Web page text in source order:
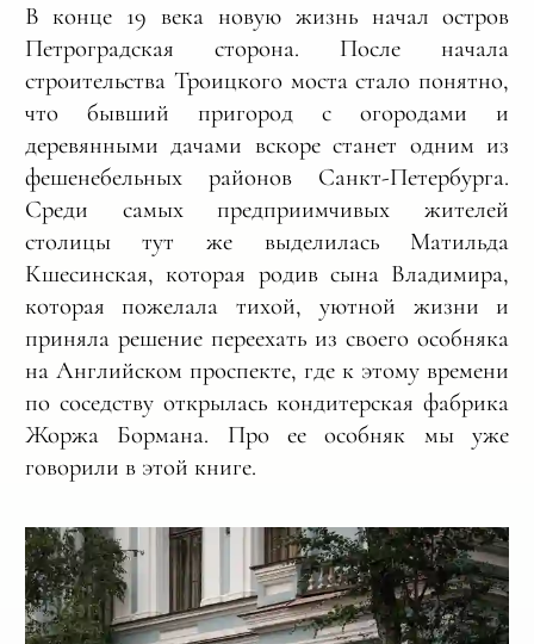
В конце 19 века новую жизнь начал остров
Петроградская сторона. После начала
строительства Троицкого моста стало понятно,
что бывший пригород с огородами и
деревянными дачами вскоре станет одним из
фешенебельных районов Санкт-Петербурга.
Среди самых предприимчивых жителей
столицы тут же выделилась Матильда
Кшесинская, которая родив сына Владимира,
которая пожелала тихой, уютной жизни и
приняла решение переехать из своего особняка
на Английском проспекте, где к этому времени
по соседству открылась кондитерская фабрика
Жоржа Бормана. Про ее особняк мы уже
говорили в этой книге.